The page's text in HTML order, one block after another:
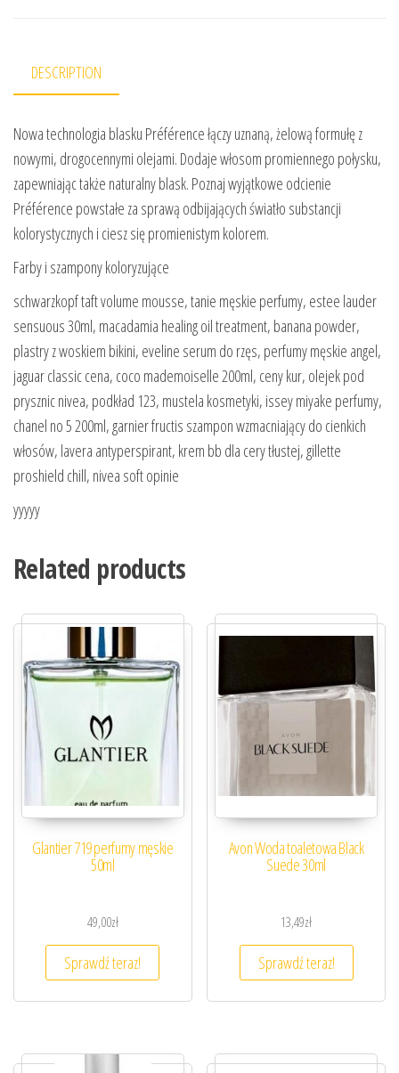
DESCRIPTION
Nowa technologia blasku Préférence łączy uznaną, żelową formułę z
nowymi, drogocennymi olejami. Dodaje włosom promiennego połysku,
zapewniając także naturalny blask. Poznaj wyjątkowe odcienie
Préférence powstałe za sprawą odbijających światło substancji
kolorystycznych i ciesz się promienistym kolorem.
Farby i szampony koloryzujące
schwarzkopf taft volume mousse, tanie męskie perfumy, estee lauder
sensuous 30ml, macadamia healing oil treatment, banana powder,
plastry z woskiem bikini, eveline serum do rzęs, perfumy męskie angel,
jaguar classic cena, coco mademoiselle 200ml, ceny kur, olejek pod
prysznic nivea, podkład 123, mustela kosmetyki, issey miyake perfumy,
chanel no 5 200ml, garnier fructis szampon wzmacniający do cienkich
włosów, lavera antyperspirant, krem bb dla cery tłustej, gillette
proshield chill, nivea soft opinie
yyyyy
Related products
Glantier 719 perfumy męskie
50ml
49,00zł
Sprawdź teraz!
Avon Woda toaletowa Black
Suede 30ml
13,49zł
Sprawdź teraz!